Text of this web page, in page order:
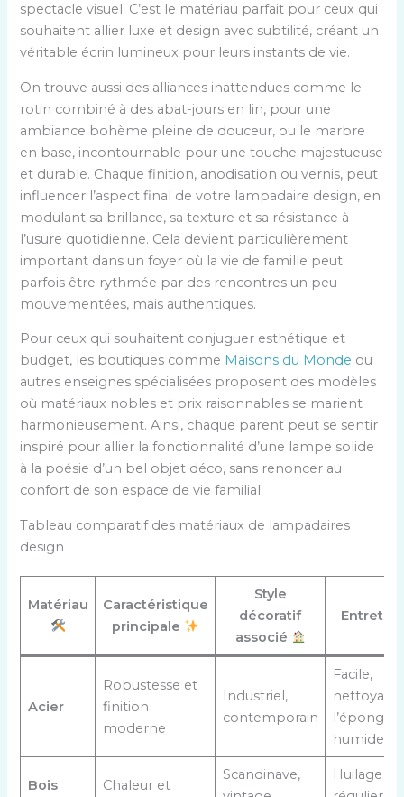
spectacle visuel. C’est le matériau parfait pour ceux qui
souhaitent allier luxe et design avec subtilité, créant un
véritable écrin lumineux pour leurs instants de vie.
On trouve aussi des alliances inattendues comme le
rotin combiné à des abat-jours en lin, pour une
ambiance bohème pleine de douceur, ou le marbre
en base, incontournable pour une touche majestueuse
et durable. Chaque finition, anodisation ou vernis, peut
influencer l’aspect final de votre lampadaire design, en
modulant sa brillance, sa texture et sa résistance à
l’usure quotidienne. Cela devient particulièrement
important dans un foyer où la vie de famille peut
parfois être rythmée par des rencontres un peu
mouvementées, mais authentiques.
Pour ceux qui souhaitent conjuguer esthétique et
budget, les boutiques comme Maisons du Monde ou
autres enseignes spécialisées proposent des modèles
où matériaux nobles et prix raisonnables se marient
harmonieusement. Ainsi, chaque parent peut se sentir
inspiré pour allier la fonctionnalité d’une lampe solide
à la poésie d’un bel objet déco, sans renoncer au
confort de son espace de vie familial.
Tableau comparatif des matériaux de lampadaires
design
Matériau
Caractéristique
principale
Style
décoratif
associé
Acier
Robustesse et
finition
moderne
Industriel,
contemporain
Facile,
nettoyage
l’éponge
humide
Bois
Chaleur et
Scandinave,
Huilage